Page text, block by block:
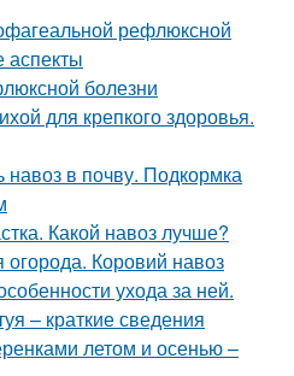
рефлюксной
аспекты
болезни
для крепкого здоровья.
навоз в почву. Подкормка
Какой навоз лучше?
Коровий навоз
ухода за ней.
– краткие сведения
летом и осенью –